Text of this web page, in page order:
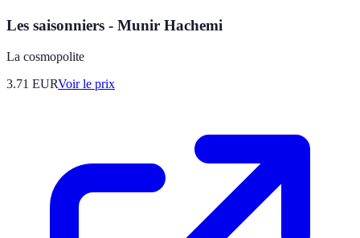
Les saisonniers - Munir Hachemi
La cosmopolite
3.71 EURVoir le prix